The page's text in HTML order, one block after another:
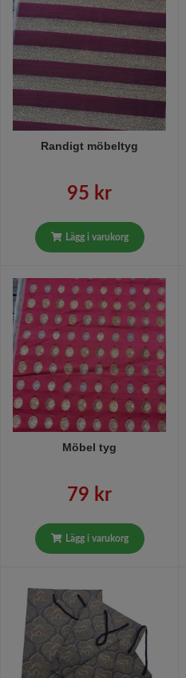
Randigt möbeltyg
95 kr
Lägg i varukorg
Möbel tyg
79 kr
Lägg i varukorg